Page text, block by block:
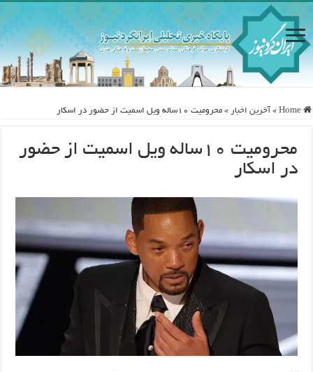
Home
» آخرین اخبار » محرومیت ۱۰ساله ویل اسمیت از حضور در اسکار
محرومیت ۱۰ساله ویل اسمیت از حضور
در اسکار